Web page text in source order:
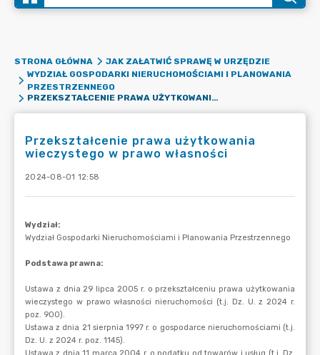
STRONA GŁÓWNA
JAK ZAŁATWIĆ SPRAWĘ W URZĘDZIE
WYDZIAŁ GOSPODARKI NIERUCHOMOŚCIAMI I PLANOWANIA
PRZESTRZENNEGO
PRZEKSZTAŁCENIE PRAWA UŻYTKOWANIA WIECZYSTEGO W PRAWO WŁASNOŚCI
Przekształcenie prawa użytkowania
wieczystego w prawo własności
2024-08-01 12:58